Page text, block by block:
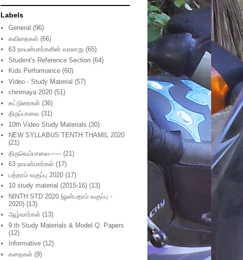
Labels
General (96)
கவிதைகள் (66)
63 நாயன்மார்களின் வரலாறு (65)
Student's Reference Section (64)
Kids Performance (60)
Video - Study Material (57)
chinmaya 2020 (51)
கட்டுரைகள் (36)
திருப்பாவை (31)
10th Video Study Materials (30)
NEW SYLLABUS TENTH THAMIL 2020
(21)
திருவெம்பாவை------ (21)
63 நாயன்மார்கள் (17)
பத்தாம் வகுப்பு 2020 (17)
10 study material (2015-16) (13)
NINTH STD 2020 (ஓன்பதாம் வகுப்பு -
2020) (13)
ஆழ்வார்கள் (13)
9 th Study Materials & Model Q. Papers
(12)
Informative (12)
கதைகள் (9)